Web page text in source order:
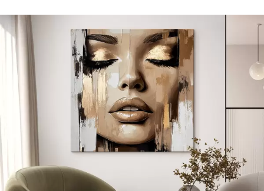
Sildid
Pildi formaat
Maalid Maal
Kõige populaarsemad
Nullida kõik